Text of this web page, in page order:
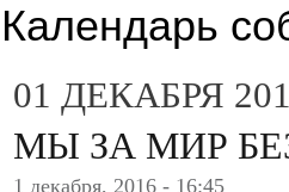
Календарь
01 ДЕКАБРЯ
МЫ ЗА МИР
1 декабря, 2016 - 16:45